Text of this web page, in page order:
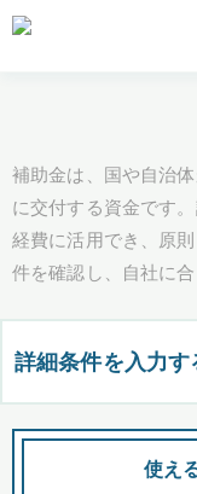
補助金は、国や自治
に交付する資金です
経費に活用でき、原
件を確認し、自社に
詳細条件を入力す
都道府県
使え